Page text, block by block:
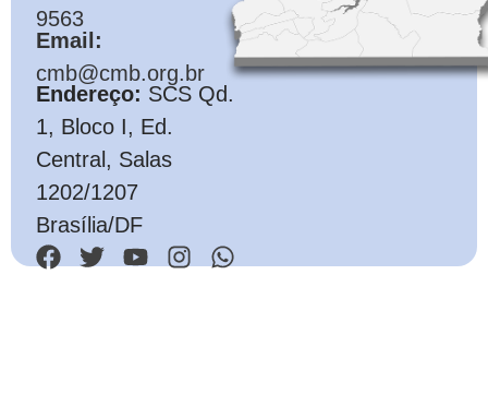
9563
Email:
cmb@cmb.org.br
Endereço: SCS Qd.
1, Bloco I, Ed.
Central, Salas
1202/1207
Brasília/DF